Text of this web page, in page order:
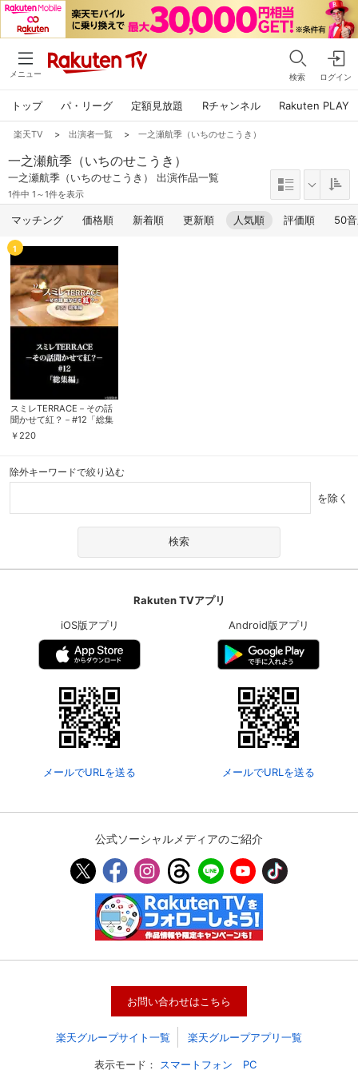
メニュー 検索 ログイン
トップ パ・リーグ 定額見放題 Rチャンネル Rakuten PLAY
楽天TV > 出演者一覧 > 一之瀬航季（いちのせこうき）
一之瀬航季（いちのせこうき）
一之瀬航季（いちのせこうき） 出演作品一覧
1件中 1～1件を表示
マッチング 価格順 新着順 更新順 人気順 評価順 50
1
スミレTERRACE－その話
聞かせて紅？－#12「総集
編」
￥220
除外キーワードで絞り込む
を除く
Rakuten TVアプリ
iOS版アプリ
メールでURLを送る
Android版アプリ
メールでURLを送る
公式ソーシャルメディアのご紹介
お問い合わせはこちら
楽天グループサイト一覧 楽天グループアプリ一覧
表示モード： スマートフォン PC